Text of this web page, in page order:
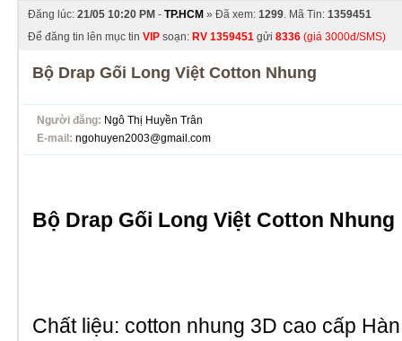
Đăng lúc: 21/05 10:20 PM - TP.HCM » Đã xem: 1299. Mã Tin: 1359451
Để đăng tin lên mục tin VIP soạn: RV 1359451 gửi 8336 (giá 3000đ/SMS)
Bộ Drap Gối Long Việt Cotton Nhung
Người đăng: Ngô Thị Huyền Trân
E-mail: ngohuyen2003@gmail.com
Bộ Drap Gối Long Việt Cotton Nhung
Chất liệu: cotton nhung 3D cao cấp